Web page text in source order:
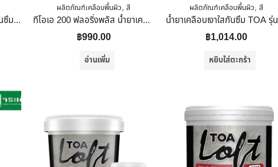
ตราจระเข้ เฟล็กซ์ ชิลด์ สีทากันซึม สีเทา 4 Kg.
ผลิตภัณฑ์เคลือบพื้นผิว, สี
ทีโอเอ 200 ฟลอริ่งพลัส น้ำยาเคลือบเงาใสกันซึม-สีใส/ขนาด กล. ( 5ลิตร) 5ลิตร
฿990.00
อ่านเพิ่ม
ผลิตภัณฑ์เคลือบพื้นผิว, สี
฿1,014.00
หยิบใส่ตะกร้า